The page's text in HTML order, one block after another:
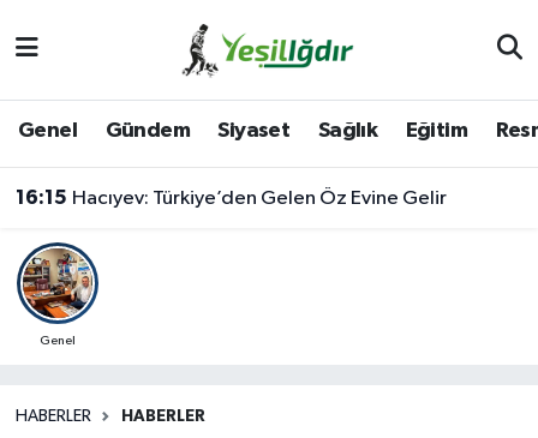
Genel Gündem Siyaset Sağlık Eğitim
16:15 Hacıyev: Türkiye’den Gelen Öz Evine Gelir
Genel
HABERLER HABERLER
İğdir Namaz Vakitleri
Iğdır Trafik Yoğunluk Haritası
Süper Lig Puan Durumu ve Fikstür